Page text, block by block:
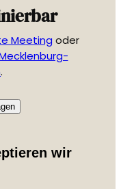
Meeting oder
.
wir